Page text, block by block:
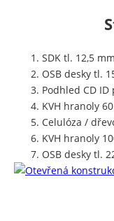
SDK tl. 12,5 mm
OSB desky tl.
Podhled CD
KVH hranoly
Celulóza /
KVH hranoly
OSB desky tl.